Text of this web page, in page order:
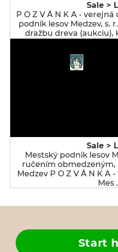
Sale >
P O Z V Á N K A -
podnik lesov Medzev, s.
dražbu dreva (aukciu),
Sale >
Mestský podnik lesov
ručením obmedzeným,
Medzev P O Z V Á N K A
Mes
Start